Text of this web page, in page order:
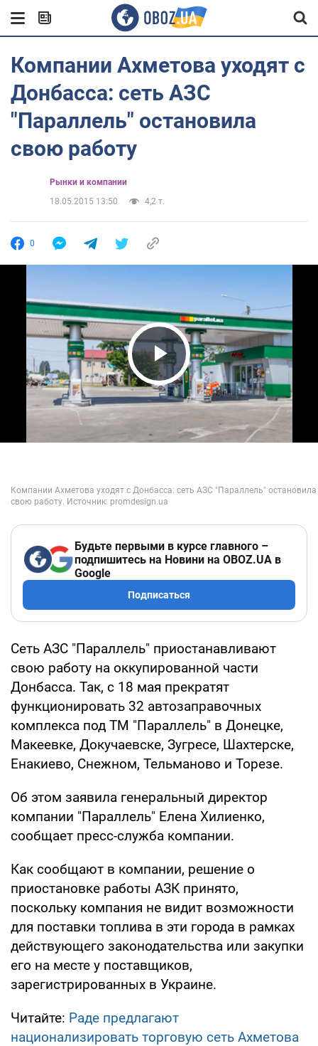
Компании Ахметова уходят с
Донбасса: сеть АЗС
"Параллель" остановила
свою работу
Рынки и компании
18.05.2015 13:50
4,2 т.
0
Play Video
Будьте первыми в курсе главного –
подпишитесь на Новини на OBOZ.UA в
Google
Подписаться
Сеть АЗС "Параллель" приостанавливают
свою работу на оккупированной части
Донбасса. Так, с 18 мая прекратят
функционировать 32 автозаправочных
комплекса под ТМ "Параллель" в Донецке,
Макеевке, Докучаевске, Зугресе, Шахтерске,
Енакиево, Снежном, Тельманово и Торезе.
Об этом заявила генеральный директор
компании "Параллель" Елена Хилиенко,
сообщает пресс-служба компании.
Как сообщают в компании, решение о
приостановке работы АЗК принято,
поскольку компания не видит возможности
для поставки топлива в эти города в рамках
действующего законодательства или закупки
его на месте у поставщиков,
зарегистрированных в Украине.
Читайте: Раде предлагают
национализировать торговую сеть Ахметова